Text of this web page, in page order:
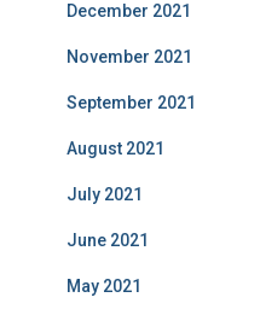
December 2021
November 2021
September 2021
August 2021
July 2021
June 2021
May 2021